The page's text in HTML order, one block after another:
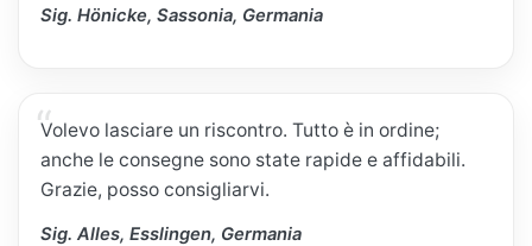
Sig. Hönicke, Sassonia, Germania
Volevo lasciare un riscontro. Tutto è in ordine;
anche le consegne sono state rapide e affidabili.
Grazie, posso consigliarvi.
Sig. Alles, Esslingen, Germania